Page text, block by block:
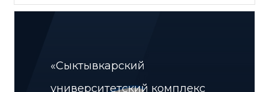
«Сыктывкарский
университетский комплекс